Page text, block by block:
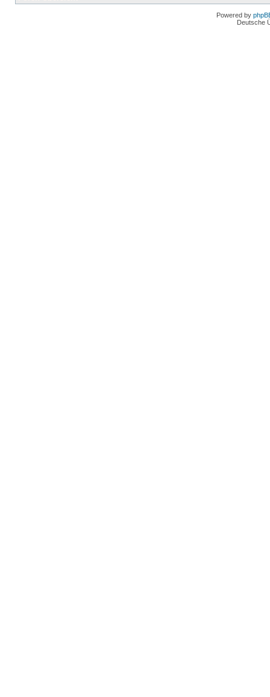
Powered by
Deutsche